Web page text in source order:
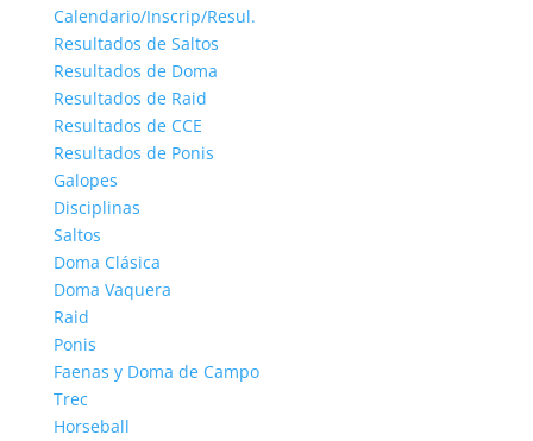
Calendario/Inscrip/Resul.
Resultados de Saltos
Resultados de Doma
Resultados de Raid
Resultados de CCE
Resultados de Ponis
Galopes
Disciplinas
Saltos
Doma Clásica
Doma Vaquera
Raid
Ponis
Faenas y Doma de Campo
Trec
Horseball